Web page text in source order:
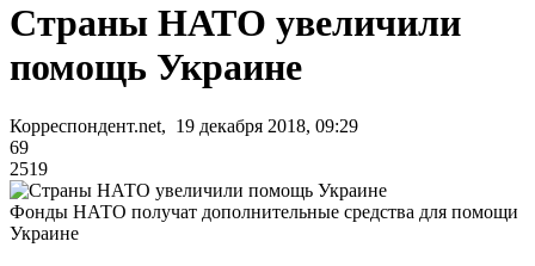
Страны НАТО увеличили
помощь Украине
Корреспондент.net, 19 декабря 2018, 09:29
69
2519
Фонды НАТО получат дополнительные средства для помощи
Украине